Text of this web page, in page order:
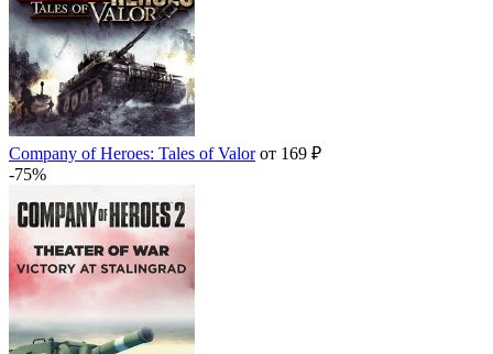
Company of Heroes: Tales of Valorот 169 ₽
-75%